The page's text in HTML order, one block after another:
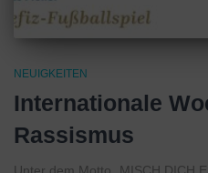
NEUIGKEITEN
Internationale
Rassismus